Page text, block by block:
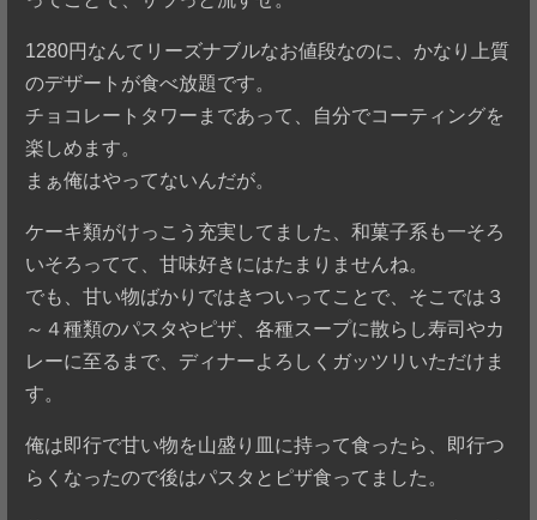
1280円なんてリーズナブルなお値段なのに、かなり上質
のデザートが食べ放題です。
チョコレートタワーまであって、自分でコーティングを
楽しめます。
まぁ俺はやってないんだが。
ケーキ類がけっこう充実してました、和菓子系も一そろ
いそろってて、甘味好きにはたまりませんね。
でも、甘い物ばかりではきついってことで、そこでは３
～４種類のパスタやピザ、各種スープに散らし寿司やカ
レーに至るまで、ディナーよろしくガッツリいただけま
す。
俺は即行で甘い物を山盛り皿に持って食ったら、即行つ
らくなったので後はパスタとピザ食ってました。